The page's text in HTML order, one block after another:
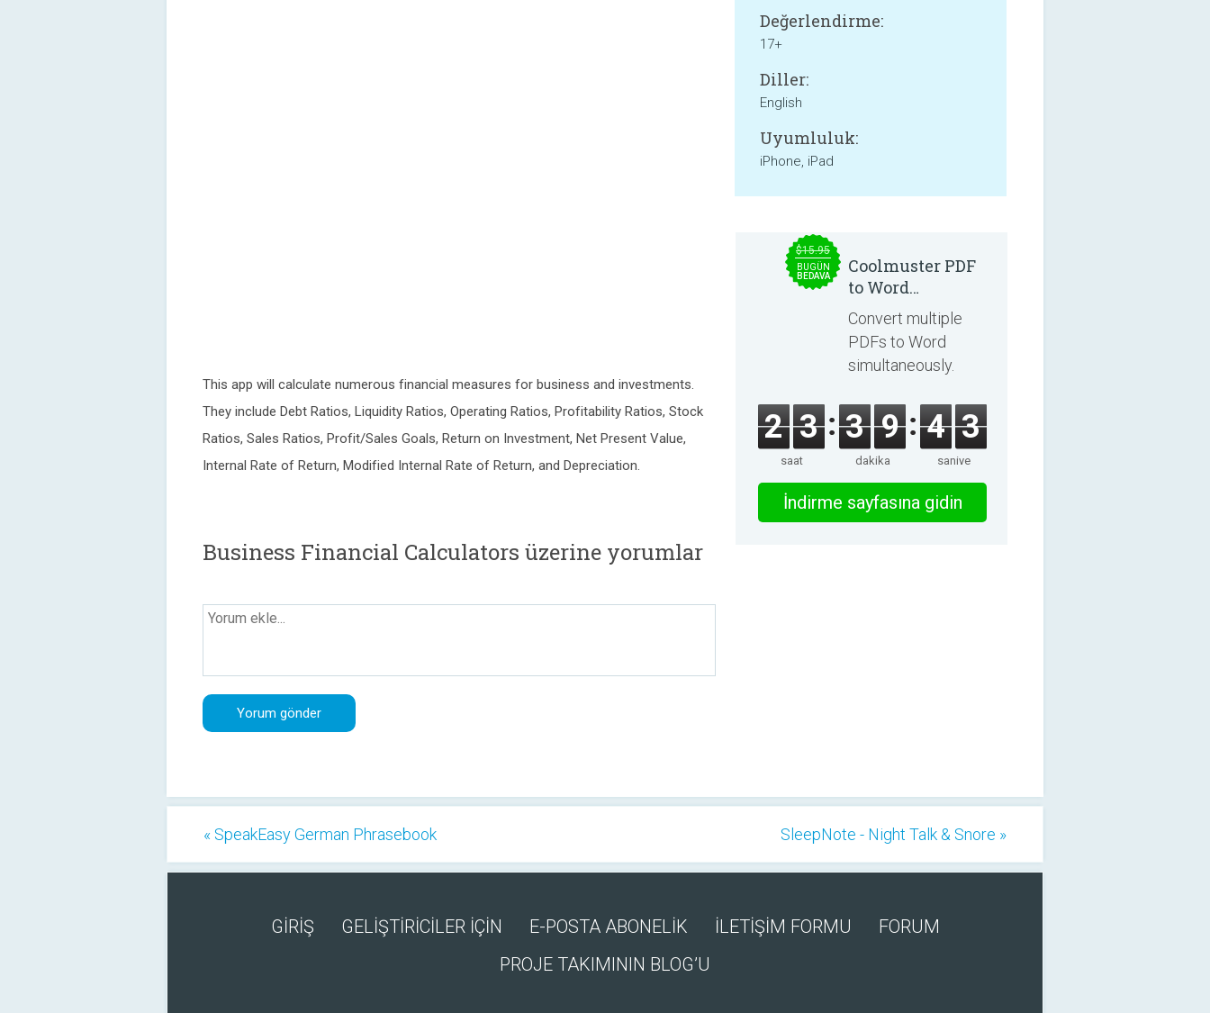
This app will calculate numerous financial measures for business and investments.
They include Debt Ratios, Liquidity Ratios, Operating Ratios, Profitability Ratios, Stock
Ratios, Sales Ratios, Profit/Sales Goals, Return on Investment, Net Present Value,
Internal Rate of Return, Modified Internal Rate of Return, and Depreciation.
Değerlendirme:
17+
Diller:
English
Uyumluluk:
iPhone, iPad
Business Financial Calculators üzerine yorumlar
$15.95
BUGÜN
BEDAVA
Coolmuster PDF
to Word
Converter 2.3.3
Convert multiple
PDFs to Word
simultaneously.
2 3
saat
3 9
dakika
4 3
saniye
İndirme sayfasına gidin
« SpeakEasy German Phrasebook SleepNote - Night Talk & Snore »
GİRİŞ GELİŞTİRİCİLER İÇİN E-POSTA ABONELİK İLETİŞİM FORMU
FORUM
PROJE TAKIMININ BLOG’U